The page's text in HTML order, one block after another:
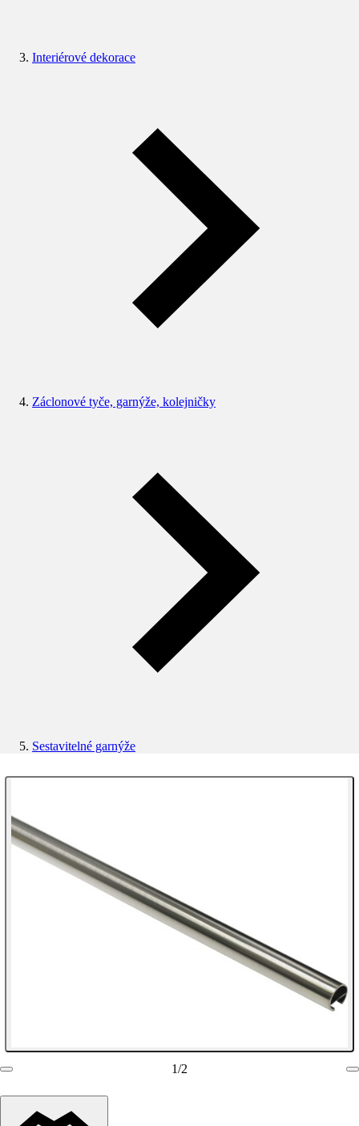
Interiérové dekorace
Záclonové tyče, garnýže, kolejničky
Sestavitelné garnýže
1/2